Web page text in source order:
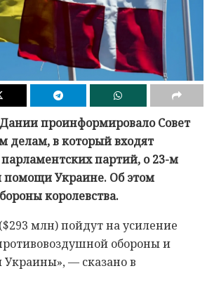
проинформировало Совет
делам, в который входят
партий, о 23-м
помощи Украине. Об этом
королевства.
млн) пойдут на усиление
обороны и
Украины», — сказано в